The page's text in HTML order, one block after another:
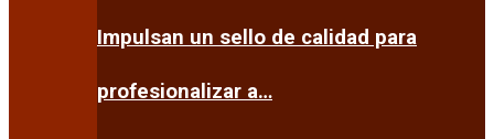
Impulsan un sello de calidad para
profesionalizar a…